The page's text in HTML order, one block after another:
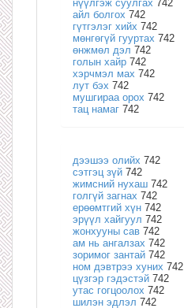
нүүлгэж суулгах 742
айл болгох 742
гүтгэлэг хийх 742
мөнгөгүй гууртах 742
өнжмөл дэл 742
голын хайр 742
хэрчмэл мах 742
лут бэх 742
мушгираа орох 742
тац намаг 742
дээшээ олийх 742
сэтгэц зүй 742
жимсний нухаш 742
голгүй загнах 742
ерөөмтгий хүн 742
эрүүл хайгуул 742
жонхууны сав 742
ам нь ангалзах 742
зоримог зантай 742
ном дэвтрээ хуних 742
цүзгэр гэдэстэй 742
утас гогцоолох 742
шилэн эдлэл 742